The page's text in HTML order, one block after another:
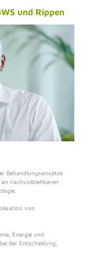
und Rippen
Behandlungsansätze
nachvollziehbaren
von
Energie und
der Entscheidung,